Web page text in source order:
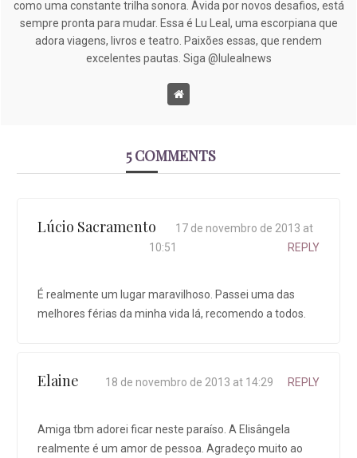
como uma constante trilha sonora. Ávida por novos desafios, está
sempre pronta para mudar. Essa é Lu Leal, uma escorpiana que
adora viagens, livros e teatro. Paixões essas, que rendem
excelentes pautas. Siga @lulealnews
5 COMMENTS
Lúcio Sacramento
17 de novembro de 2013 at
10:51
REPLY
É realmente um lugar maravilhoso. Passei uma das
melhores férias da minha vida lá, recomendo a todos.
Elaine 18 de novembro de 2013 at 14:29 REPLY
Amiga tbm adorei ficar neste paraíso. A Elisângela
realmente é um amor de pessoa. Agradeço muito ao